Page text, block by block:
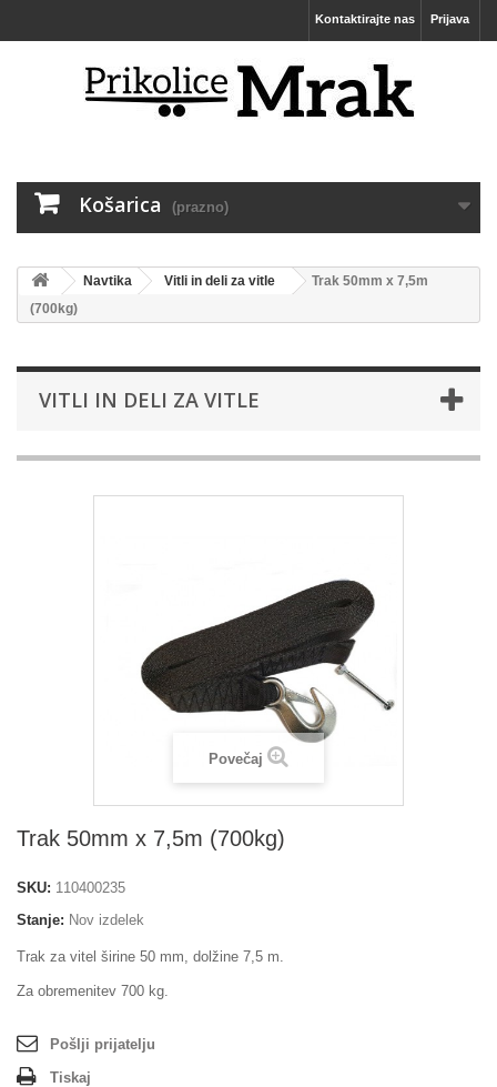
Prijava
Kontaktirajte nas
Košarica (prazno)
Navtika Vitli in deli za vitle
Trak 50mm x 7,5m
(700kg)
VITLI IN DELI ZA VITLE
Povečaj
Trak 50mm x 7,5m (700kg)
SKU: 110400235
Stanje: Nov izdelek
Trak za vitel širine 50 mm, dolžine 7,5 m.
Za obremenitev 700 kg.
Pošlji prijatelju
Tiskaj